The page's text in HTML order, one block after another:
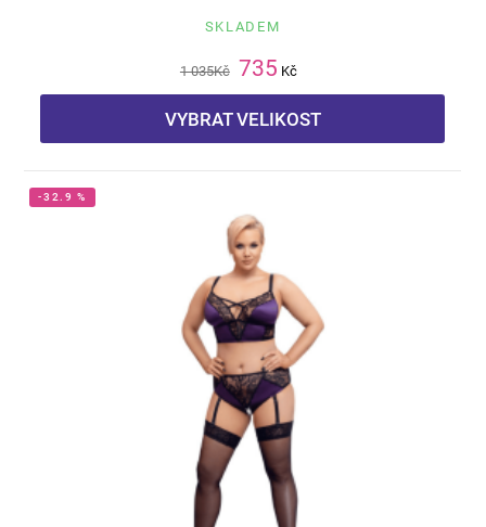
SKLADEM
1 035Kč 735 Kč
VYBRAT VELIKOST
-32.9 %